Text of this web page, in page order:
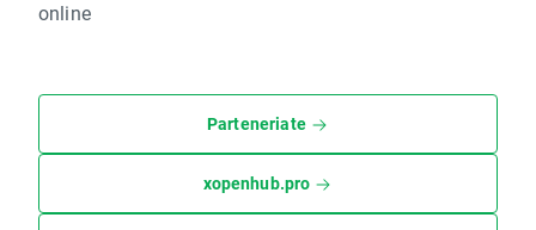
online
Parteneriate
xopenhub.pro